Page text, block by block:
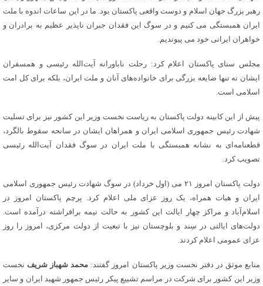
رهبر بزرگ جهان اسلام و دوست واقعی پاکستان بود. ما در این ساعات اندوه با ملت
ایران همبستگی می کنیم و در سوگ این فقدان جبران ناپذیر عظیم به برادران و
خواهران ایرانی خود می پیوندیم.
مجلس سنای پاکستان اعلام کرد: رحلت ناباورانه آیت‌الله رئیسی و همسفران
ایشان نه تنها ضایعه بزرگی برای خانواده‌های آنان و ملت ایران، بلکه برای کل امت
اسلامی است.
پیش از این کابینه دولت پاکستان به ریاست نخست وزیر این کشور نیز برای تسلیت
شهادت رئیس جمهوری اسلامی ایران و همراهان ایشان در سانحه سقوط بالگرد،
قطعنامه‌ای به نشانه همبستگی با ملت ایران در سوگ فقدان آیت‌الله رئیسی
تصویب کرد.
دولت پاکستان امروز ۲۱ می (اول خرداد) در سوگ شهادت رئیس جمهوری اسلامی
ایران و هیات همراه، یک روز عزای ملی اعلام کرد. پرچم پاکستان امروز در
اسلام‌آباد و مراکز چهار ایالت این کشور به حالت نیمه برافراشته درآمده است.
دولت‌های ایالتی در سِند و بلوچستان نیز با تبعیت از دولت مرکزی، امروز را روز
عزای عمومی اعلام کردند.
منابع موثق در دفتر نخست وزیر پاکستان امروز گفتند: محمد شهباز شریف نخست
وزیر این کشور برای شرکت در مراسم تشییع پیکر رئیس جمهور شهید ایران و سایر